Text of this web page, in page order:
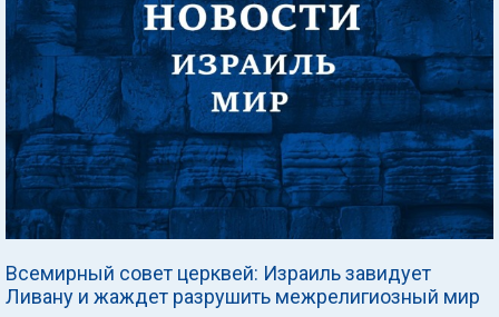
Всемирный совет церквей: Израиль завидует
Ливану и жаждет разрушить межрелигиозный мир